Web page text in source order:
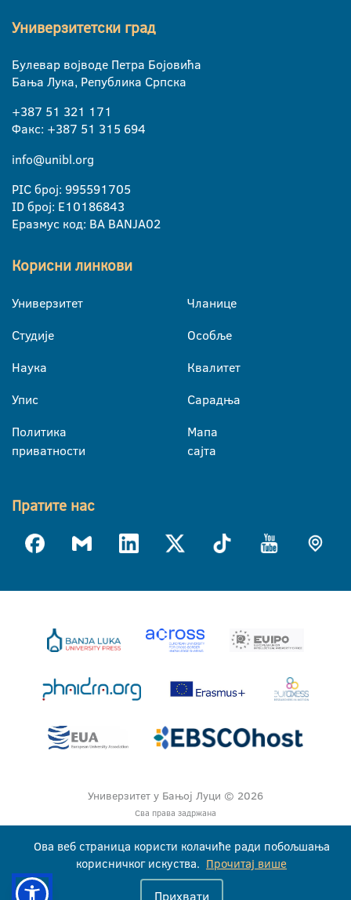
Универзитетски град
Булевар војводе Петра Бојовића
Бања Лука, Република Српска
+387 51 321 171
Факс: +387 51 315 694
info@unibl.org
PIC број: 995591705
ID број: E10186843
Еразмус код: BA BANJA02
Корисни линкови
Универзитет
Студије
Наука
Упис
Политика
приватности
Чланице
Особље
Квалитет
Сарадња
Мапа
сајта
Пратите нас
Универзитет у Бањој Луци © 2026
Сва права задржана
Ова веб страница користи колачиће ради побољшања
корисничког искуства. Прочитај више
Прихвати